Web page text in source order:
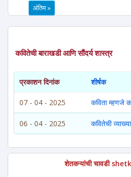
अंतिम »
कवितेची बाराखडी आणि सौंदर्य शास्त्र
प्रकाशन दिनांक शीर्षक
07 - 04 - 2025 कविता म्हणजे
06 - 04 - 2025 कवितेची
शेतकऱ्यांची चावडी